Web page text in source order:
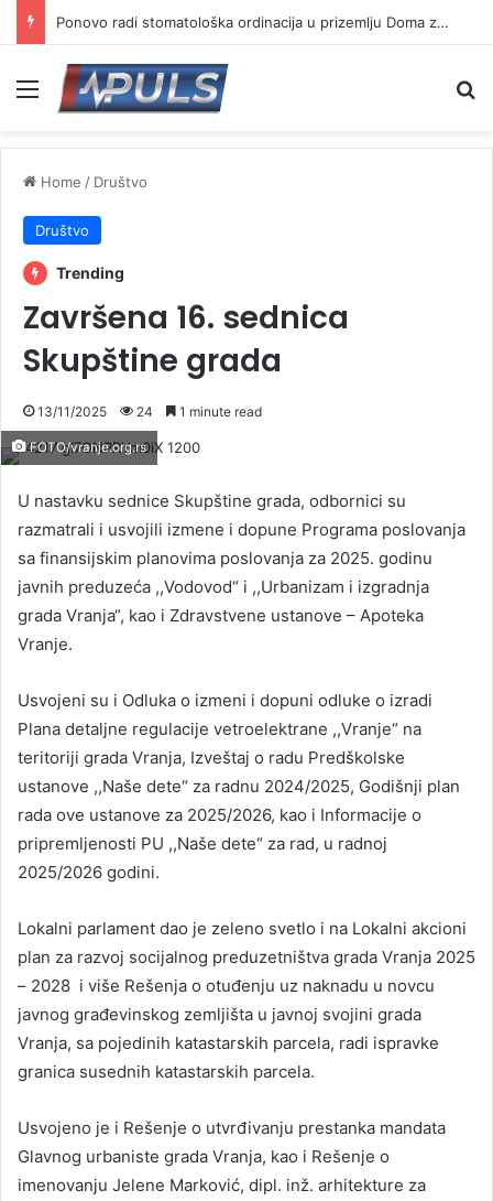
Ponovo radi stomatološka ordinacija u prizemlju Doma zdravlja u Vranju ( VIDEO)
Menu
Home / Društvo
Društvo
Trending
Završena 16. sednica
Skupštine grada
13/11/2025 24 1 minute read
FOTO/vranje.org.rs
U nastavku sednice Skupštine grada, odbornici su
razmatrali i usvojili izmene i dopune Programa poslovanja
sa finansijskim planovima poslovanja za 2025. godinu
javnih preduzeća ,,Vodovod“ i ,,Urbanizam i izgradnja
grada Vranja“, kao i Zdravstvene ustanove – Apoteka
Vranje.
Usvojeni su i Odluka o izmeni i dopuni odluke o izradi
Plana detaljne regulacije vetroelektrane ,,Vranje“ na
teritoriji grada Vranja, Izveštaj o radu Predškolske
ustanove ,,Naše dete“ za radnu 2024/2025, Godišnji plan
rada ove ustanove za 2025/2026, kao i Informacije o
pripremljenosti PU ,,Naše dete“ za rad, u radnoj
2025/2026 godini.
Lokalni parlament dao je zeleno svetlo i na Lokalni akcioni
plan za razvoj socijalnog preduzetništva grada Vranja 2025
– 2028 i više Rešenja o otuđenju uz naknadu u novcu
javnog građevinskog zemljišta u javnoj svojini grada
Vranja, sa pojedinih katastarskih parcela, radi ispravke
granica susednih katastarskih parcela.
Usvojeno je i Rešenje o utvrđivanju prestanka mandata
Glavnog urbaniste grada Vranja, kao i Rešenje o
imenovanju Jelene Marković, dipl. inž. arhitekture za